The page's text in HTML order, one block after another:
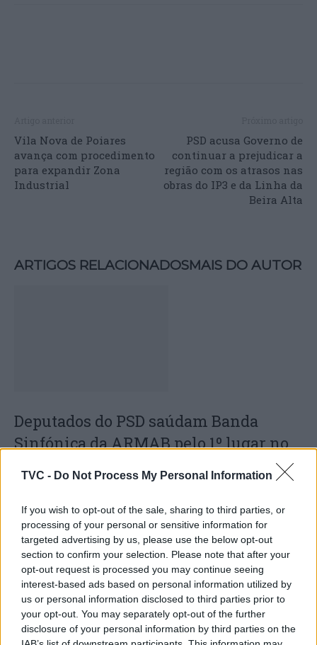
TVC - Do Not Process My Personal Information
If you wish to opt-out of the sale, sharing to third parties, or
processing of your personal or sensitive information for
targeted advertising by us, please use the below opt-out
section to confirm your selection. Please note that after your
opt-out request is processed you may continue seeing
interest-based ads based on personal information utilized by
us or personal information disclosed to third parties prior to
your opt-out. You may separately opt-out of the further
disclosure of your personal information by third parties on the
Vila Nova de Poiares
avança com procedimento
para expandir Zona
Industrial
PSD acusa Governo de
continuar a prejudicar a
região com os atrasos nas
obras do IP3 e da Linha da
Beira Alta
ARTIGOS RELACIONADOSMAIS DO AUTOR
Deputados do PSD saúdam Banda
Sinfónica da ARMAB pelo 1º lugar no
Capacita Jovem de Poiares aproxima